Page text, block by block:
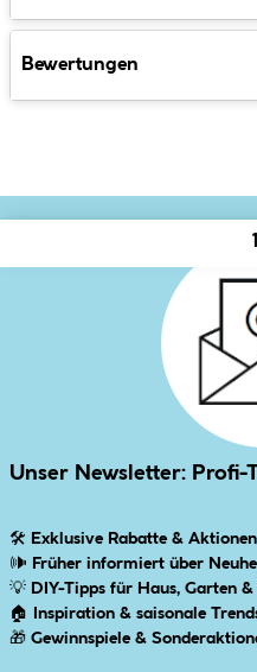
Bewertungen
Unser Newsletter: Profi-
🛠 Exklusive Rabatte & Aktionen
🕪 Früher informiert über
💡 DIY-Tipps für Haus, Garten
🏠
Inspiration & saisonale
🎁 Gewinnspiele &